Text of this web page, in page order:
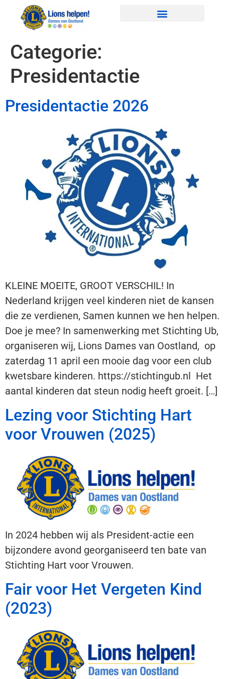
Categorie:
Presidentactie
Presidentactie 2026
KLEINE MOEITE, GROOT VERSCHIL! In
Nederland krijgen veel kinderen niet de kansen
die ze verdienen, Samen kunnen we hen helpen.
Doe je mee? In samenwerking met Stichting Ub,
organiseren wij, Lions Dames van Oostland, op
zaterdag 11 april een mooie dag voor een club
kwetsbare kinderen. https://stichtingub.nl Het
aantal kinderen dat steun nodig heeft groeit. […]
Lezing voor Stichting Hart
voor Vrouwen (2025)
In 2024 hebben wij als President-actie een
bijzondere avond georganiseerd ten bate van
Stichting Hart voor Vrouwen.
Fair voor Het Vergeten Kind
(2023)